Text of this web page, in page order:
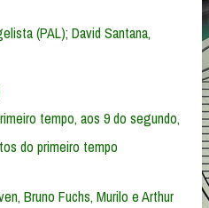
(PAL); David Santana,
tempo, aos 9 do segundo,
do primeiro tempo
Bruno Fuchs, Murilo e Arthur